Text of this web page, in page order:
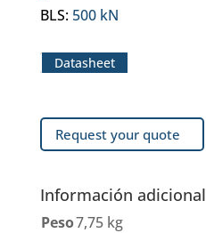
BLS: 500 kN
Datasheet
Request your quote
Información adicional
Peso7,75 kg